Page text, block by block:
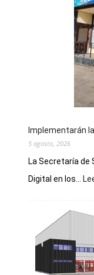
Implementarán
5 agosto, 2026
La Secretaría de
Digital en los...